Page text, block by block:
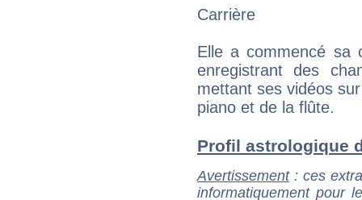
Carrière
Elle a commencé sa
enregistrant des
mettant ses vidéos
piano et de la flûte.
Profil astrologique
Avertissement: ces
informatiquement pour